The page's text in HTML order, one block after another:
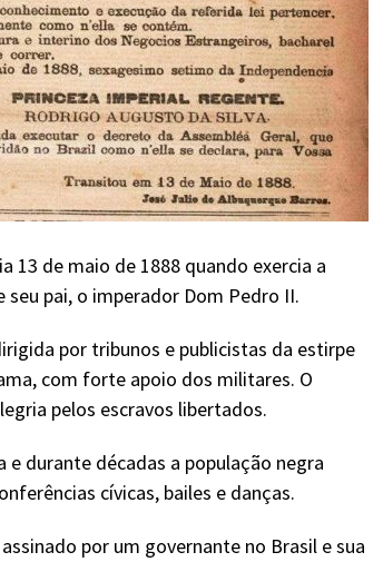
13 de maio de 1888 quando exercia a
pai, o imperador Dom Pedro II.
por tribunos e publicistas da estirpe
com forte apoio dos militares. O
pelos escravos libertados.
e durante décadas a população negra
cívicas, bailes e danças.
por um governante no Brasil e sua